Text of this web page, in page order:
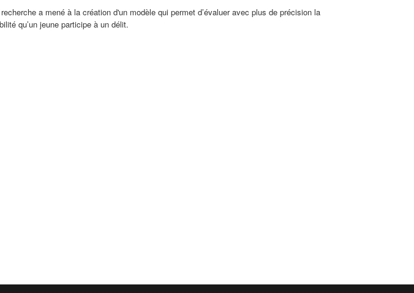
a mené à la création d'un modèle qui permet d’évaluer avec plus de précision la
qu’un jeune participe à un délit.